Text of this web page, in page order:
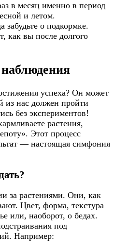
в месяц именно в период
и летом.
забудьте о подкормке.
как вы после долгого
успеха? Он может
из нас должен пройти
без экспериментов!
растения,
Этот процесс
— настоящая симфония
за растениями. Они, как
Цвет, форма, текстура
или, наоборот, о бедах.
под
Например: